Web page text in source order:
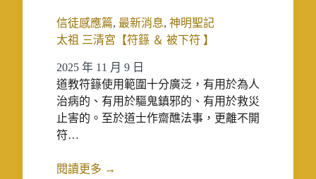
信徒感應篇, 最新消息, 神明聖記
太祖 三清宮【符籙 ＆ 被下符 】
2025 年 11 月 9 日
道教符籙使用範圍十分廣泛，有用於為人
治病的、有用於驅鬼鎮邪的、有用於救災
止害的。至於道士作齋醮法事，更離不開
符…
閱讀更多 →